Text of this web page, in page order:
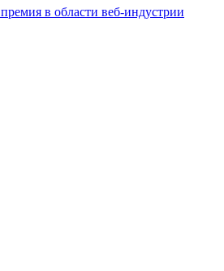
в области веб-индустрии